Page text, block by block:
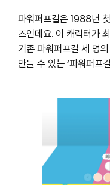
파워퍼프걸은 1988년
즈인데요. 이 캐릭터가
기존 파워퍼프걸 세 명
만들 수 있는 ‘파워퍼프